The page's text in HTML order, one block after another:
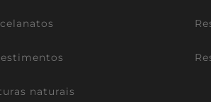
naturais